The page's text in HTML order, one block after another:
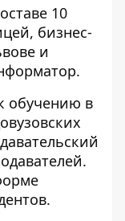
10
бизнес-
и
.
обучению в